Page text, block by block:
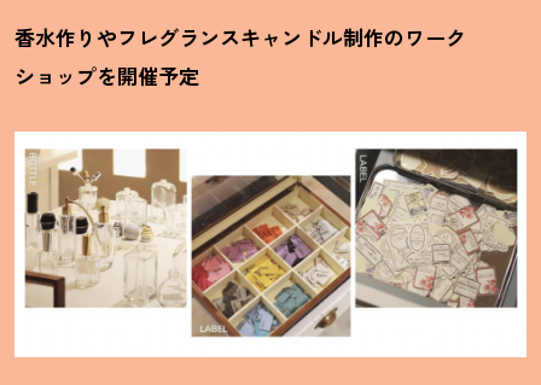
香水作りやフレグランスキャンドル制作のワーク
ショップを開催予定